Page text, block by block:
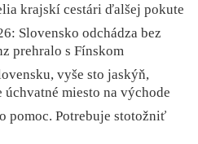
krajskí cestári ďalšej pokute
Slovensko odchádza bez
prehralo s Fínskom
vyše sto jaskýň,
miesto na východe
pomoc. Potrebuje stotožniť